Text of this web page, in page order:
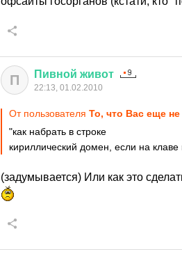
П Пивной живот
22:13, 01.02.2010
От пользователя То, что Вас еще не
"как набрать в строке
кириллический домен, если на
(задумывается) Или как это